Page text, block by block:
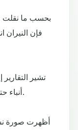
بحسب ما نقلت
فإن
تشير
أنباء حتى الآن عن عدد الضحايا أو حجم الأضرار.
أظهرت صورة